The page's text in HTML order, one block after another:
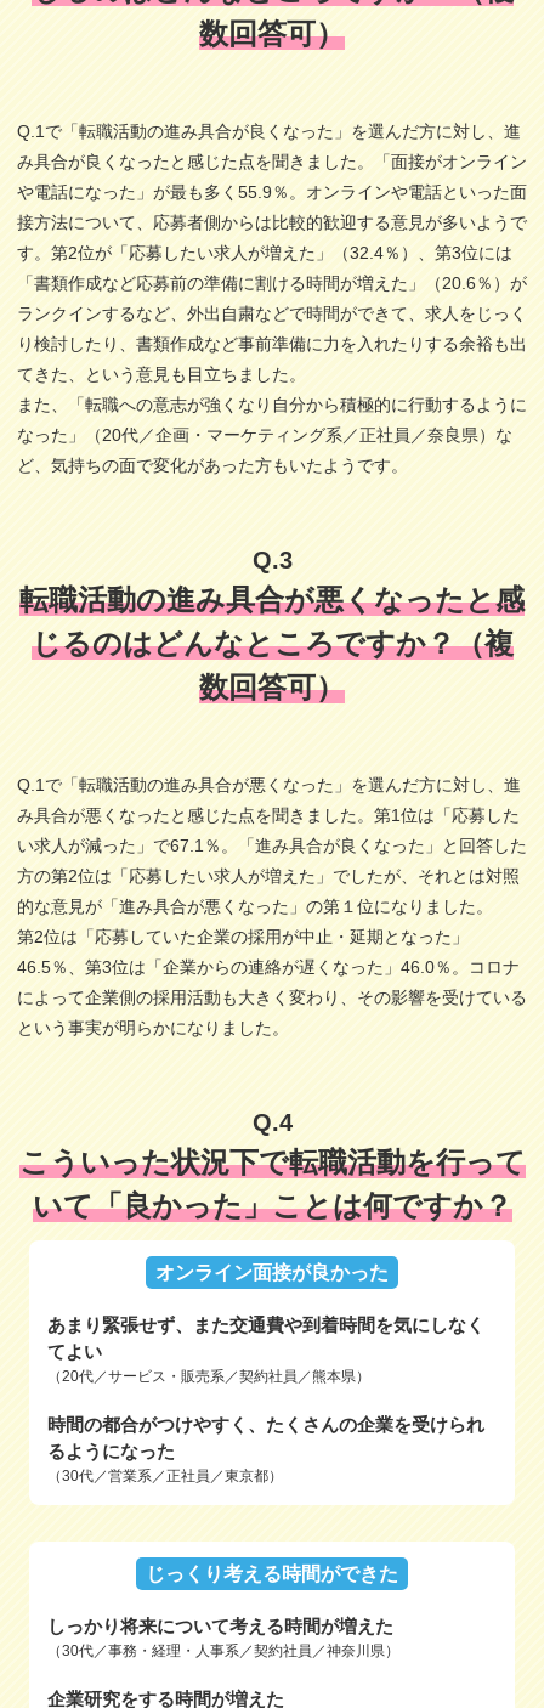
数回答可）
Q.1で「転職活動の進み具合が良くなった」を選んだ方に対し、進
み具合が良くなったと感じた点を聞きました。「面接がオンライン
や電話になった」が最も多く55.9％。オンラインや電話といった面
接方法について、応募者側からは比較的歓迎する意見が多いようで
す。第2位が「応募したい求人が増えた」（32.4％）、第3位には
「書類作成など応募前の準備に割ける時間が増えた」（20.6％）が
ランクインするなど、外出自粛などで時間ができて、求人をじっく
り検討したり、書類作成など事前準備に力を入れたりする余裕も出
てきた、という意見も目立ちました。
また、「転職への意志が強くなり自分から積極的に行動するように
なった」（20代／企画・マーケティング系／正社員／奈良県）な
ど、気持ちの面で変化があった方もいたようです。
Q.3
転職活動の進み具合が悪くなったと感
じるのはどんなところですか？（複
数回答可）
Q.1で「転職活動の進み具合が悪くなった」を選んだ方に対し、進
み具合が悪くなったと感じた点を聞きました。第1位は「応募した
い求人が減った」で67.1％。「進み具合が良くなった」と回答した
方の第2位は「応募したい求人が増えた」でしたが、それとは対照
的な意見が「進み具合が悪くなった」の第１位になりました。
第2位は「応募していた企業の採用が中止・延期となった」
46.5％、第3位は「企業からの連絡が遅くなった」46.0％。コロナ
によって企業側の採用活動も大きく変わり、その影響を受けている
という事実が明らかになりました。
Q.4
こういった状況下で転職活動を行って
いて「良かった」ことは何ですか？
オンライン面接が良かった
あまり緊張せず、また交通費や到着時間を気にしなく
てよい
（20代／サービス・販売系／契約社員／熊本県）
時間の都合がつけやすく、たくさんの企業を受けられ
るようになった
（30代／営業系／正社員／東京都）
じっくり考える時間ができた
しっかり将来について考える時間が増えた
（30代／事務・経理・人事系／契約社員／神奈川県）
企業研究をする時間が増えた